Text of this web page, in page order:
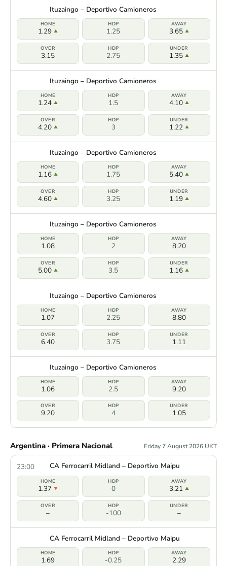
Ituzaingo – Deportivo Camioneros
1.29 1.25 3.65
3.15 2.75 1.35
Ituzaingo – Deportivo Camioneros
1.24 1.5 4.10
4.20 3 1.22
Ituzaingo – Deportivo Camioneros
1.16 1.75 5.40
4.60 3.25 1.19
Ituzaingo – Deportivo Camioneros
1.08 2 8.20
5.00 3.5 1.16
Ituzaingo – Deportivo Camioneros
1.07 2.25 8.80
6.40 3.75 1.11
Ituzaingo – Deportivo Camioneros
1.06 2.5 9.20
9.20 4 1.05
Argentina · Primera Nacional Friday 7 August 2026 UKT
23:00 CA Ferrocarril Midland – Deportivo Maipu
1.37 0 3.21
– -100 –
CA Ferrocarril Midland – Deportivo Maipu
1.69 -0.25 2.29